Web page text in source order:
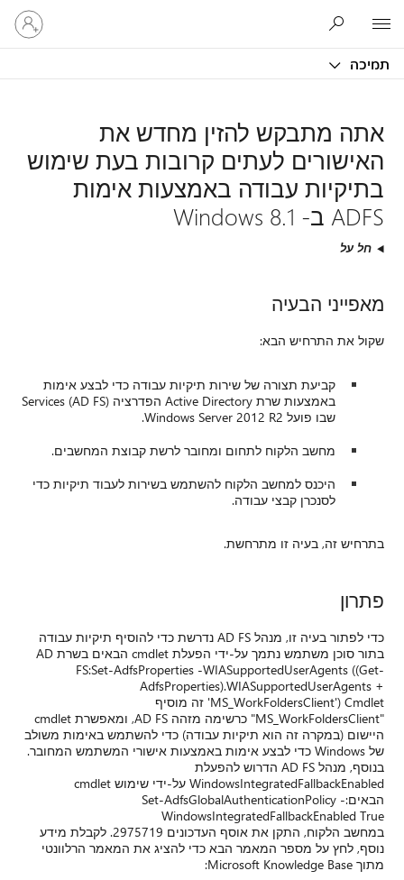
תמיכה
היכנס
לחשבון
שלך
אתה מתבקש להזין מחדש את
האישורים לעתים קרובות בעת שימוש
בתיקיות עבודה באמצעות אימות
ADFS ב- Windows 8.1
חל על
מאפייני הבעיה
שקול את התרחיש הבא:
קביעת תצורה של שירות תיקיות עבודה כדי לבצע אימות
באמצעות שרת Active Directory הפדרציה Services (AD FS)
שבו פועל Windows Server 2012 R2.
מחשב הלקוח לתחום ומחובר לרשת קבוצת המחשבים.
היכנס למחשב הלקוח להשתמש בשירות לעבוד תיקיות כדי
לסנכרן קבצי עבודה.
בתרחיש זה, בעיה זו מתרחשת.
פתרון
כדי לפתור בעיה זו, מנהל AD FS נדרשת כדי להוסיף תיקיות עבודה
בתור סוכן משתמש נתמך על-ידי הפעלת cmdlet הבאים בשרת AD
FS:Set-AdfsProperties -WIASupportedUserAgents ((Get-
AdfsProperties).WIASupportedUserAgents +
'MS_WorkFoldersClient') Cmdlet זה מוסיף
"MS_WorkFoldersClient" כרשימה מזהה AD FS, ומאפשרת cmdlet
היישום (במקרה זה הוא תיקיות עבודה) כדי להשתמש באימות משולב
של Windows כדי לבצע אימות באמצעות אישורי המשתמש המחובר.
בנוסף, מנהל AD FS הדרוש להפעלת
WindowsIntegratedFallbackEnabled על-ידי שימוש cmdlet
הבאים:Set-AdfsGlobalAuthenticationPolicy -
WindowsIntegratedFallbackEnabled True
במחשב הלקוח, התקן את אוסף העדכונים 2975719. לקבלת מידע
נוסף, לחץ על מספר המאמר הבא כדי להציג את המאמר הרלוונטי
מתוך Microsoft Knowledge Base: